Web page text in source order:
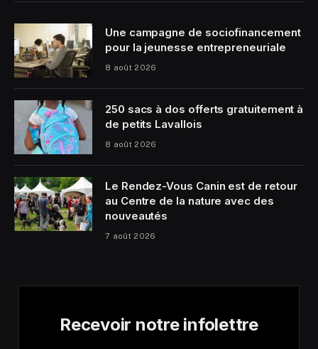
Une campagne de sociofinancement
pour la jeunesse entrepreneuriale
8 août 2026
250 sacs à dos offerts gratuitement à
de petits Lavallois
8 août 2026
Le Rendez-Vous Canin est de retour
au Centre de la nature avec des
nouveautés
7 août 2026
Recevoir notre infolettre